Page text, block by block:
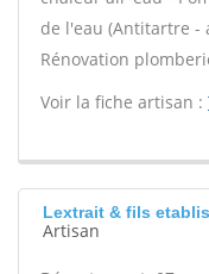
de l'eau (Antitartre -
Rénovation
Voir la fiche artisan :
Lextrait & fils
Artisan